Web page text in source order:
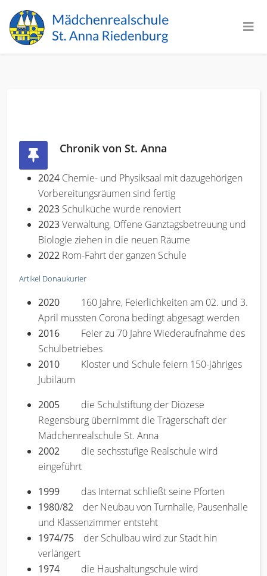
Chronik von St. Anna
2024 Chemie- und Physiksaal mit dazugehörigen
Vorbereitungsräumen sind fertig
2023 Schulküche wurde renoviert
2023Verwaltung, Offene Ganztagsbetreuung und
Biologie ziehen in die neuen Räume
2022 Rom-Fahrt der ganzen Schule
Artikel Donaukurier
2020
160 Jahre, Feierlichkeiten am 02. und 3.
April mussten Corona bedingt abgesagt werden
2016 Feier zu 70 Jahre Wiederaufnahme des
Schulbetriebes
2010 Kloster und Schule feiern 150-jähriges
Jubiläum
2005 die Schulstiftung der Diözese
Regensburg übernimmt die Trägerschaft der
Mädchenrealschule St. Anna
2002 die sechsstufige Realschule wird
eingeführt
1999 das Internat schließt seine Pforten
1980/82 der Neubau von Turnhalle, Pausenhalle
und Klassenzimmer entsteht
1974/75 der Schulbau wird zur Stadt hin
verlängert
1974 die Haushaltungschule wird